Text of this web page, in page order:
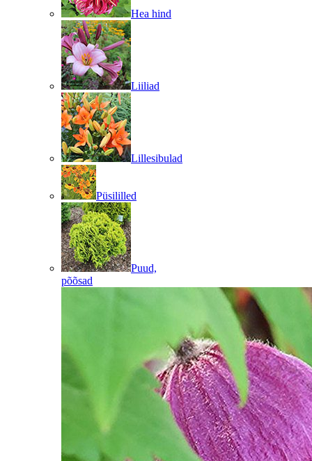
Hea hind
Liiliad
Lillesibulad
Püsililled
Puud,
põõsad